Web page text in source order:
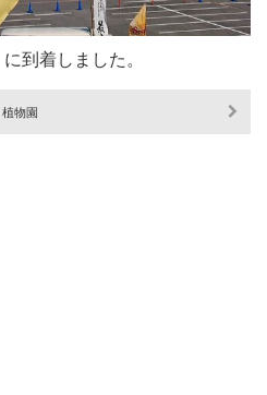
到着しました。
物園